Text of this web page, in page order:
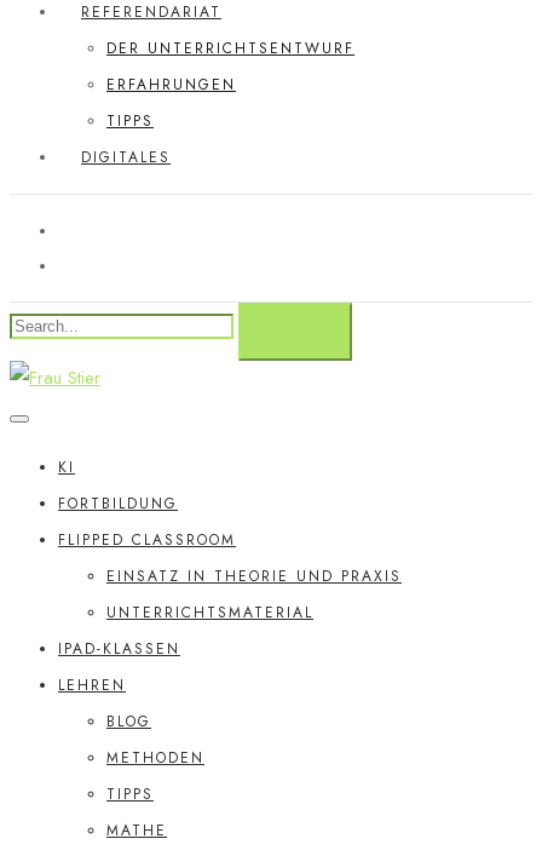
REFERENDARIAT
DER UNTERRICHTSENTWURF
ERFAHRUNGEN
TIPPS
DIGITALES
KI
FORTBILDUNG
FLIPPED CLASSROOM
EINSATZ IN THEORIE UND PRAXIS
UNTERRICHTSMATERIAL
IPAD-KLASSEN
LEHREN
BLOG
METHODEN
TIPPS
MATHE